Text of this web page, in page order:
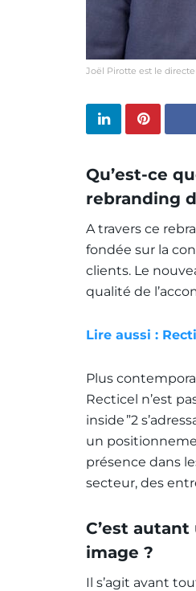
Joël Pirotte est le
Qu’est-ce
rebranding
A travers ce
fondée sur la
clients. Le
qualité de
Lire aussi :
Plus
Recticel n’est
inside ”2
un
présence dans
secteur, des
C’est
image ?
Il s’agit avant